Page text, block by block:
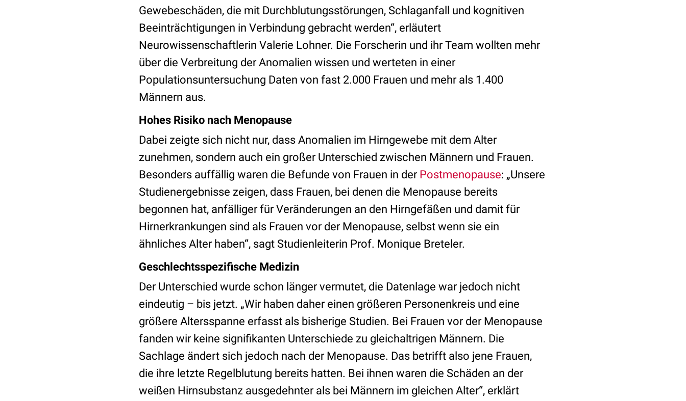
Gewebeschäden, die mit Durchblutungsstörungen, Schlaganfall und kognitiven
Beeinträchtigungen in Verbindung gebracht werden“, erläutert
Neurowissenschaftlerin Valerie Lohner. Die Forscherin und ihr Team wollten mehr
über die Verbreitung der Anomalien wissen und werteten in einer
Populationsuntersuchung Daten von fast 2.000 Frauen und mehr als 1.400
Männern aus.
Hohes Risiko nach Menopause
Dabei zeigte sich nicht nur, dass Anomalien im Hirngewebe mit dem Alter
zunehmen, sondern auch ein großer Unterschied zwischen Männern und Frauen.
Besonders auffällig waren die Befunde von Frauen in der Postmenopause: „Unsere
Studienergebnisse zeigen, dass Frauen, bei denen die Menopause bereits
begonnen hat, anfälliger für Veränderungen an den Hirngefäßen und damit für
Hirnerkrankungen sind als Frauen vor der Menopause, selbst wenn sie ein
ähnliches Alter haben“, sagt Studienleiterin Prof. Monique Breteler.
Geschlechtsspezifische Medizin
Der Unterschied wurde schon länger vermutet, die Datenlage war jedoch nicht
eindeutig – bis jetzt. „Wir haben daher einen größeren Personenkreis und eine
größere Altersspanne erfasst als bisherige Studien. Bei Frauen vor der Menopause
fanden wir keine signifikanten Unterschiede zu gleichaltrigen Männern. Die
Sachlage ändert sich jedoch nach der Menopause. Das betrifft also jene Frauen,
die ihre letzte Regelblutung bereits hatten. Bei ihnen waren die Schäden an der
weißen Hirnsubstanz ausgedehnter als bei Männern im gleichen Alter“, erklärt